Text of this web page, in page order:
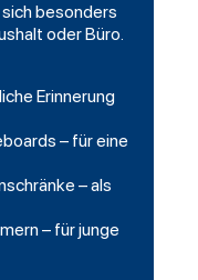
besonders
oder Büro.
Erinnerung
– für eine
– als
– für junge